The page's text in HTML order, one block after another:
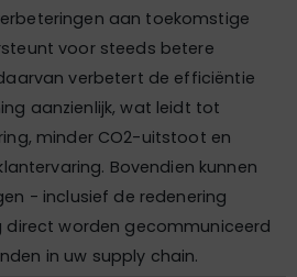
aan toekomstige
voor steeds betere
verbetert de efficiëntie
aanzienlijk, wat leidt tot
minder CO2-uitstoot en
Bovendien kunnen
- inclusief de redenering
worden gecommuniceerd
in uw supply chain.